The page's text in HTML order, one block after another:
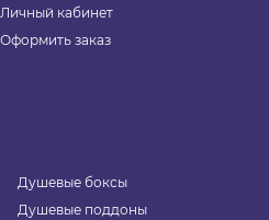
Личный кабинет
Оформить заказ
Душевые боксы
Душевые поддоны